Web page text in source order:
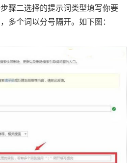
骤二选择的提示词类型填写你要
多个词以分号隔开。如下图：